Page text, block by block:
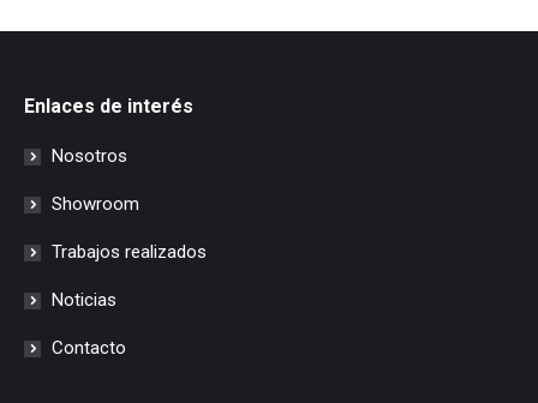
Enlaces de interés
Nosotros
Showroom
Trabajos realizados
Noticias
Contacto